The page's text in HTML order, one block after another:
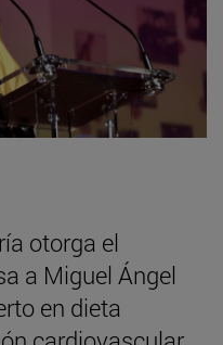
otorga el
a Miguel Ángel
en dieta